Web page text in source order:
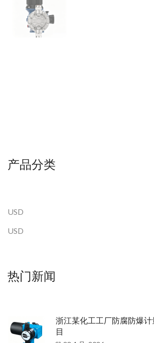
产品分类
USD
USD
热门新闻
浙江某化工工厂防腐防爆
目